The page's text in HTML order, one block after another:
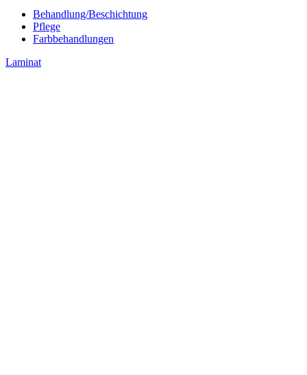
Behandlung/Beschichtung
Pflege
Farbbehandlungen
Laminat